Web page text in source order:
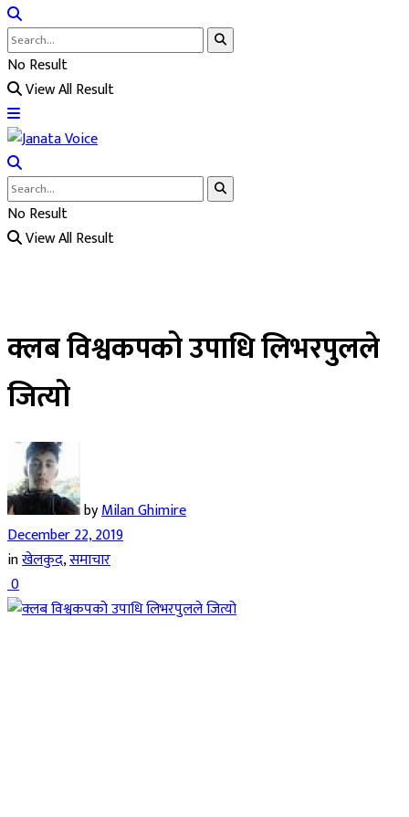
No Result
View All Result
No Result
View All Result
क्लब विश्वकपको उपाधि लिभरपुलले
जित्यो
byMilan Ghimire
December 22, 2019
inखेलकुद,समाचार
0